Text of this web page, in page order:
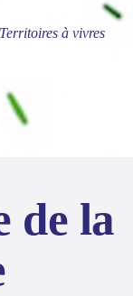
à vivres
de la